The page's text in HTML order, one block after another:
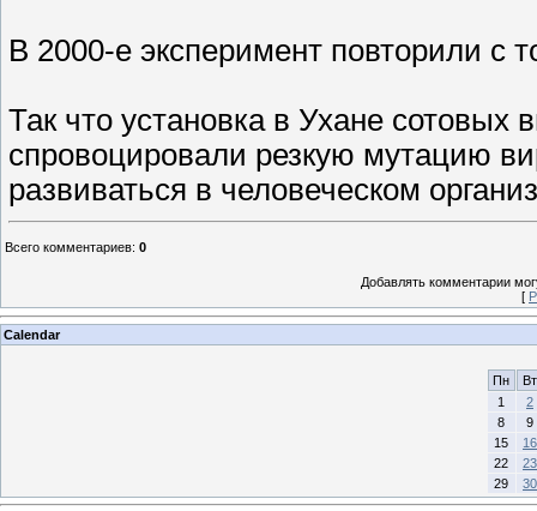
В 2000-е эксперимент ­повторили с
Так что установка в Ухане
спровоцировали резкую мутацию
развиваться в человеческом
Всего комментариев: 0
Добавлять комментарии
[
Calendar
Пн
Вт
1
2
8
9
15
16
22
23
29
30